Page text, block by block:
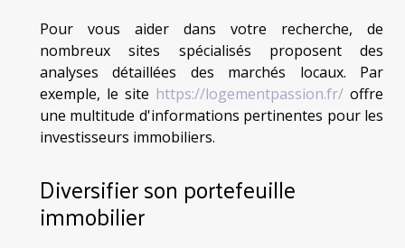
Pour vous aider dans votre recherche, de
nombreux sites spécialisés proposent des
analyses détaillées des marchés locaux. Par
exemple, le site https://logementpassion.fr/ offre
une multitude d'informations pertinentes pour les
investisseurs immobiliers.
Diversifier son portefeuille
immobilier